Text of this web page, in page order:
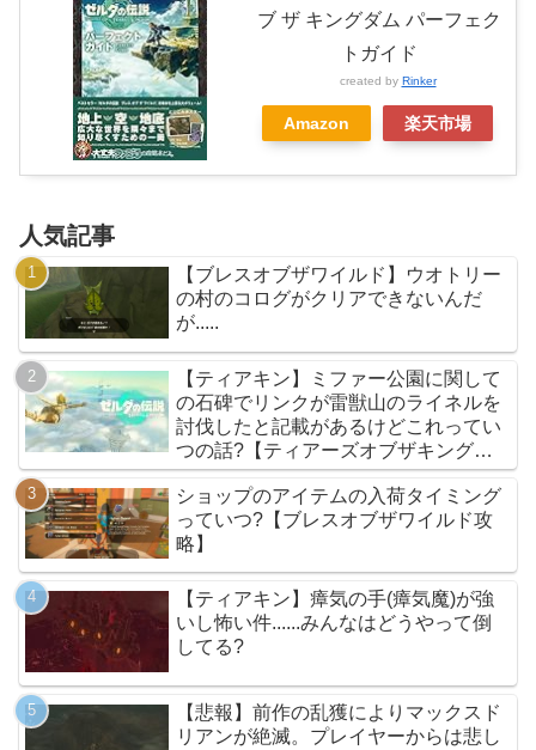
ブ ザ キングダム パーフェク
トガイド
created by Rinker
Amazon 楽天市場
人気記事
【ブレスオブザワイルド】ウオトリー
の村のコログがクリアできないんだ
が.....
【ティアキン】ミファー公園に関して
の石碑でリンクが雷獣山のライネルを
討伐したと記載があるけどこれってい
つの話?【ティアーズオブザキングダ
ム】
ショップのアイテムの入荷タイミング
っていつ?【ブレスオブザワイルド攻
略】
【ティアキン】瘴気の手(瘴気魔)が強
いし怖い件......みんなはどうやって倒
してる?
【悲報】前作の乱獲によりマックスド
リアンが絶滅。プレイヤーからは悲し